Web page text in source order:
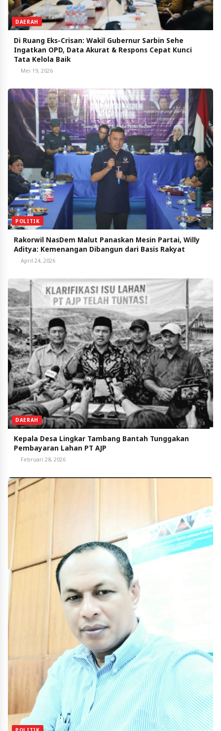
DAERAH
Di Ruang Eks-Crisan: Wakil Gubernur Sarbin Sehe
Ingatkan OPD, Data Akurat & Respons Cepat Kunci
Tata Kelola Baik
Mei 19, 2026
POLITIK
Rakorwil NasDem Malut Panaskan Mesin Partai, Willy
Aditya: Kemenangan Dibangun dari Basis Rakyat
April 24, 2026
DAERAH
Kepala Desa Lingkar Tambang Bantah Tunggakan
Pembayaran Lahan PT AJP
Februari 28, 2026